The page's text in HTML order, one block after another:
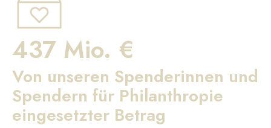
437 Mio. €
Von unseren Spenderinnen und
Spendern für Philanthropie
eingesetzter Betrag